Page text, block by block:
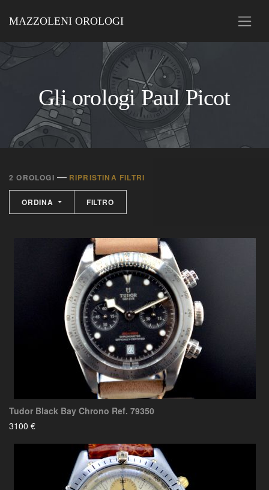
MAZZOLENI OROLOGI
Gli orologi Paul Picot
2 OROLOGI — RIPRISTINA FILTRI
ORDINA FILTRO
Tudor Black Bay Chrono Ref. 79350
3100 €